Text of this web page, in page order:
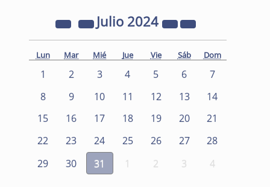
Julio 2024
Lun Mar Mié Jue Vie Sáb Dom
1 2 3 4 5 6
7
8
9 10 11 12 13
14
15
16 17 18 19 20
21
22
23 24 25 26 27
28
29
30 31 1 2 3 4